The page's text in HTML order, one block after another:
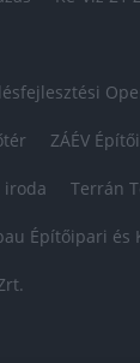
ZÁÉV
iroda Terrán
Építőipari és